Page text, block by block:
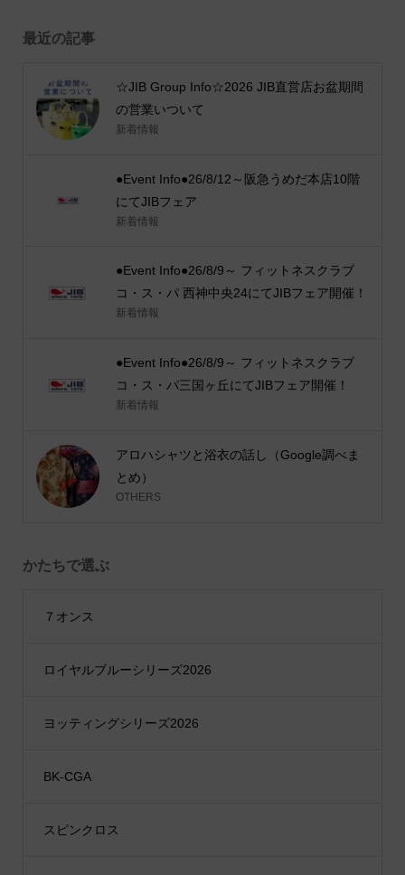
最近の記事
☆JIB Group Info☆2026 JIB直営店お盆期間
の営業いついて
新着情報
●Event Info●26/8/12～阪急うめだ本店10階
にてJIBフェア
新着情報
●Event Info●26/8/9～ フィットネスクラブ
コ・ス・パ 西神中央24にてJIBフェア開催！
新着情報
●Event Info●26/8/9～ フィットネスクラブ
コ・ス・パ三国ヶ丘にてJIBフェア開催！
新着情報
アロハシャツと浴衣の話し（Google調べま
とめ）
OTHERS
かたちで選ぶ
７オンス
ロイヤルブルーシリーズ2026
ヨッティングシリーズ2026
BK-CGA
スピンクロス